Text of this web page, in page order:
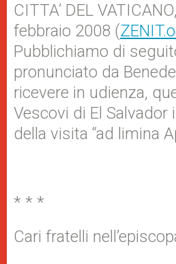
CITTA’ DEL
febbraio 2008 (
Pubblichiamo di
pronunciato da
ricevere in udienza,
Vescovi di El Salvador
della visita “ad limina
* * *
Cari fratelli